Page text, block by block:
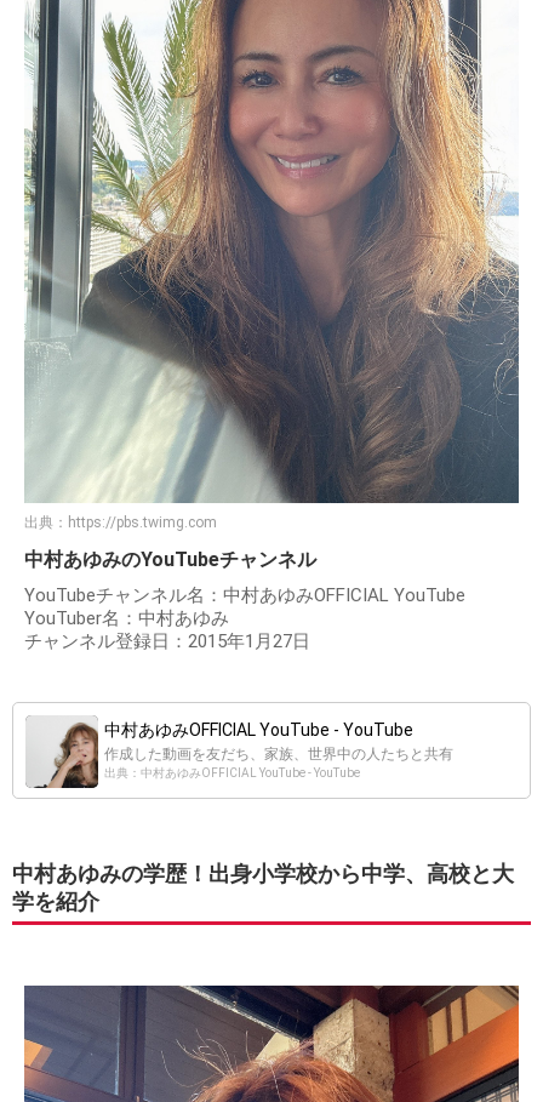
出典： https://pbs.twimg.com
中村あゆみのYouTubeチャンネル
YouTubeチャンネル名：中村あゆみOFFICIAL YouTube
YouTuber名：中村あゆみ
チャンネル登録日：2015年1月27日
中村あゆみOFFICIAL YouTube - YouTube
作成した動画を友だち、家族、世界中の人たちと共有
出典：中村あゆみOFFICIAL YouTube - YouTube
中村あゆみの学歴！出身小学校から中学、高校と大
学を紹介